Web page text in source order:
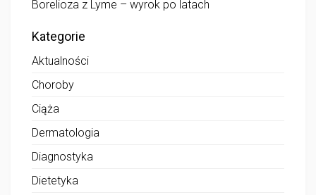
Borelioza z Lyme – wyrok po latach
Kategorie
Aktualności
Choroby
Ciąża
Dermatologia
Diagnostyka
Dietetyka